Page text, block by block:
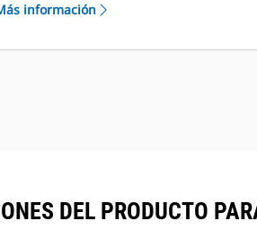
y dientes planos o cincelados
información
DEL PRODUCTO